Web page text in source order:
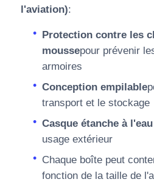
l'aviation):
Protection contre les
moussepour prévenir
armoires
Conception empilable
transport et le stockage
Casque étanche à
usage extérieur
Chaque boîte peut
fonction de la taille de